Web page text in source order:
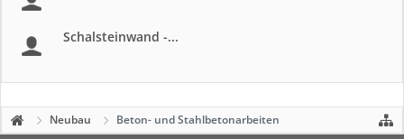
Schalsteinwand -...
Neubau Beton- und Stahlbetonarbeiten